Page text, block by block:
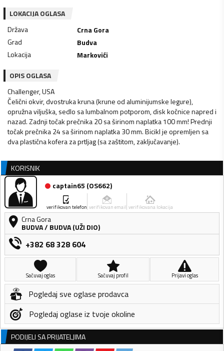
LOKACIJA OGLASA
Država
Crna Gora
Grad
Budva
Lokacija
Markovići
OPIS OGLASA
Challenger, USA
Čelični okvir, dvostruka kruna (krune od aluminijumske legure),
opružna viljuška, sedlo sa lumbalnom potporom, disk kočnice napred i
nazad. Zadnji točak prečnika 20 sa širinom naplatka 100 mm! Prednji
točak prečnika 24 sa širinom naplatka 30 mm. Bicikl je opremljen sa
dva plastična kofera za prtljag (sa zaštitom, zaključavanje).
KORISNIK
captain65 (OS662)
verifikovan telefon verifikovan email verifikovana lokacija
Crna Gora
BUDVA/ BUDVA (UŽI DIO)
+382 68 328 604
Sačuvaj oglas Sačuvaj profil Prijavi oglas
Pogledaj sve oglase prodavca
Pogledaj oglase iz tvoje okoline
PODIJELI SA PRIJATELJIMA